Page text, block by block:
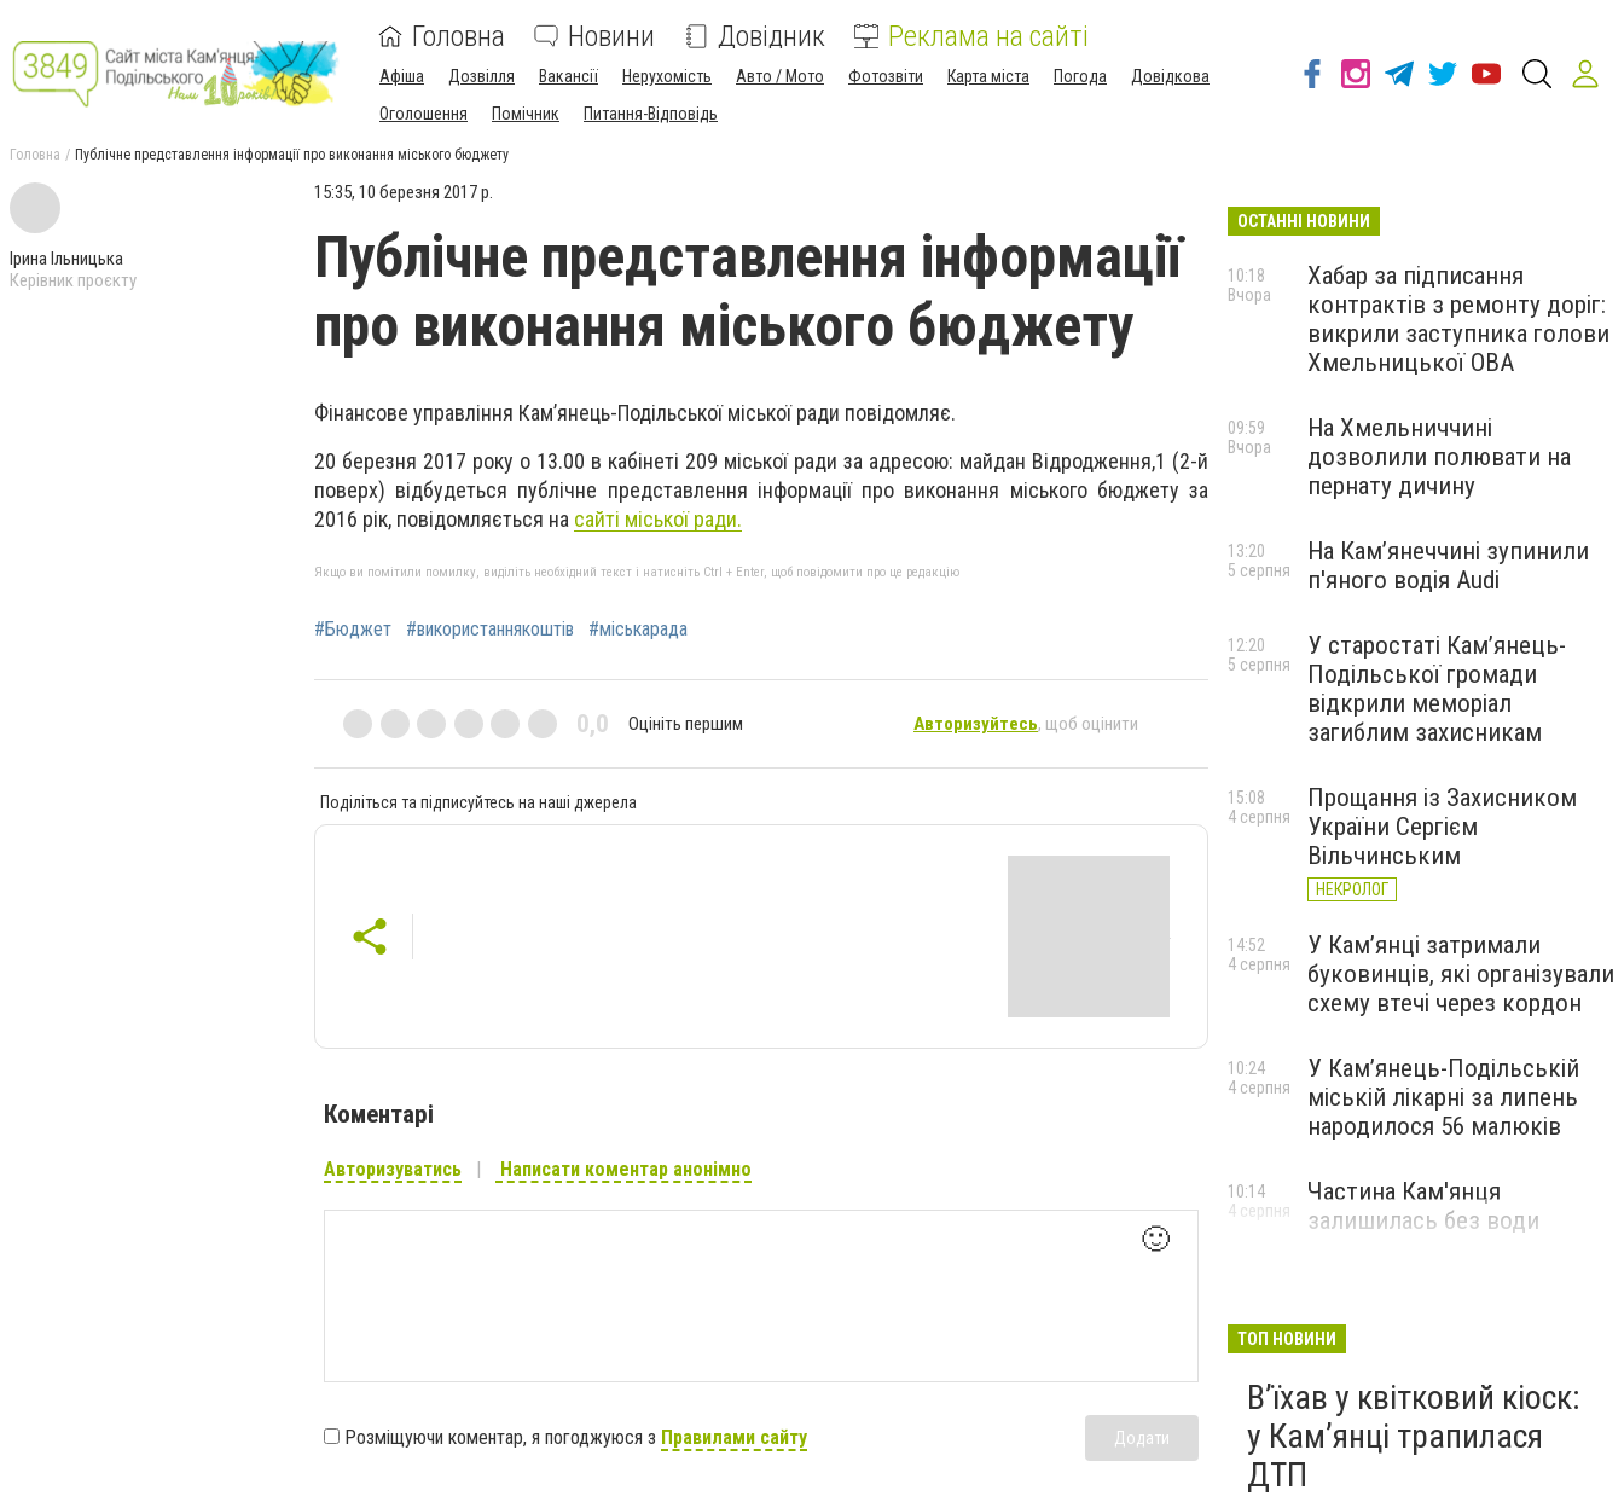
Головна Новини Довідник Реклама на сайті
Афіша Дозвілля Вакансії Нерухомість Авто / Мото Фотозвіти Карта міста Погода
Довідкова
Оголошення
Помічник Питання-Відповідь
Головна Публічне представлення інформації про виконання міського бюджету
Ірина Ільницька
Керівник проєкту
15:35, 10 березня 2017 р.
Публічне представлення інформації
про виконання міського бюджету
Фінансове управління Кам’янець-Подільської міської ради повідомляє.
20 березня 2017 року о 13.00 в кабінеті 209 міської ради за адресою: майдан Відродження,1 (2-й
поверх) відбудеться публічне представлення інформації про виконання міського бюджету за
2016 рік, повідомляється на сайті міської ради.
Якщо ви помітили помилку, виділіть необхідний текст і натисніть Ctrl + Enter, щоб повідомити про це редакцію
#Бюджет #використаннякоштів #міськарада
0,0 Оцініть першим Авторизуйтесь, щоб оцінити
Поділіться та підписуйтесь на наші джерела
Коментарі
Авторизуватись Написати коментар анонімно
🙂
Розміщуючи коментар, я погоджуюся з Правилами сайту Додати
ОСТАННІ НОВИНИ
Хабар за підписання
контрактів з ремонту доріг:
викрили заступника голови
Хмельницької ОВА
10:18
Вчора
На Хмельниччині
дозволили полювати на
пернату дичину
09:59
Вчора
На Камʼянеччині зупинили
п'яного водія Audi
13:20
5 серпня
У старостаті Кам’янець-
Подільської громади
відкрили меморіал
загиблим захисникам
12:20
5 серпня
Прощання із Захисником
України Сергієм
Вільчинським
НЕКРОЛОГ
15:08
4 серпня
У Кам’янці затримали
буковинців, які організували
схему втечі через кордон
14:52
4 серпня
У Кам’янець-Подільській
міській лікарні за липень
народилося 56 малюків
10:24
4 серпня
Частина Кам'янця
залишилась без води
10:14
4 серпня
ТОП НОВИНИ
Вʼїхав у квітковий кіоск:
у Камʼянці трапилася
ДТП